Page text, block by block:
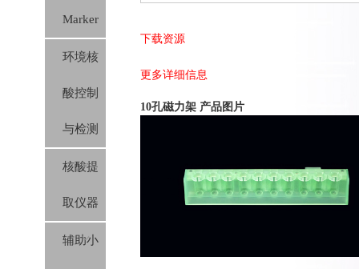
Marker
环境核
酸控制
与检测
核酸提
取仪器
辅助小
下载资源
更多详细信息
10孔磁力架 产品图片